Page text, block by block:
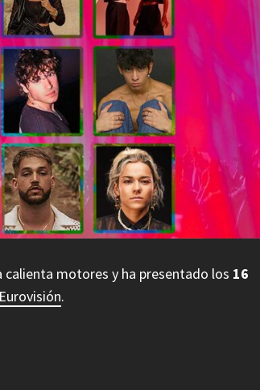
calienta motores y ha presentado los 16
Eurovisión.